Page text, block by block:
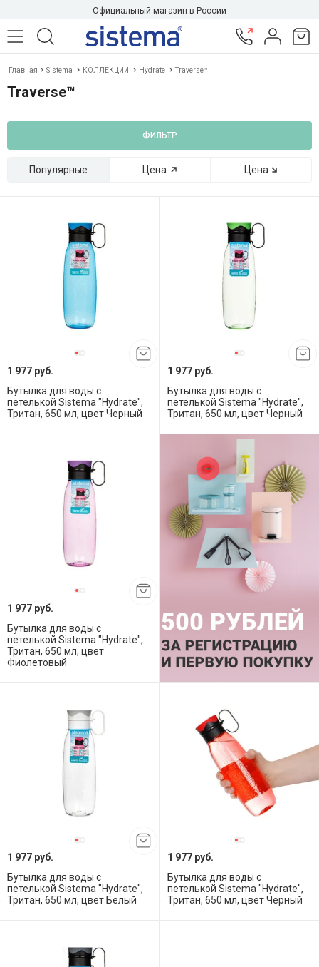
Официальный магазин в России
Главная Sistema КОЛЛЕКЦИИ Hydrate Traverse™
Traverse™
ФИЛЬТР
Популярные Цена Цена
1 977 руб.
Бутылка для воды с
петелькой Sistema "Hydrate",
Тритан, 650 мл, цвет Черный
1 977 руб.
Бутылка для воды с
петелькой Sistema "Hydrate",
Тритан, 650 мл, цвет Черный
1 977 руб.
Бутылка для воды с
петелькой Sistema "Hydrate",
Тритан, 650 мл, цвет
Фиолетовый
1 977 руб.
Бутылка для воды с
петелькой Sistema "Hydrate",
Тритан, 650 мл, цвет Белый
1 977 руб.
Бутылка для воды с
петелькой Sistema "Hydrate",
Тритан, 650 мл, цвет Черный